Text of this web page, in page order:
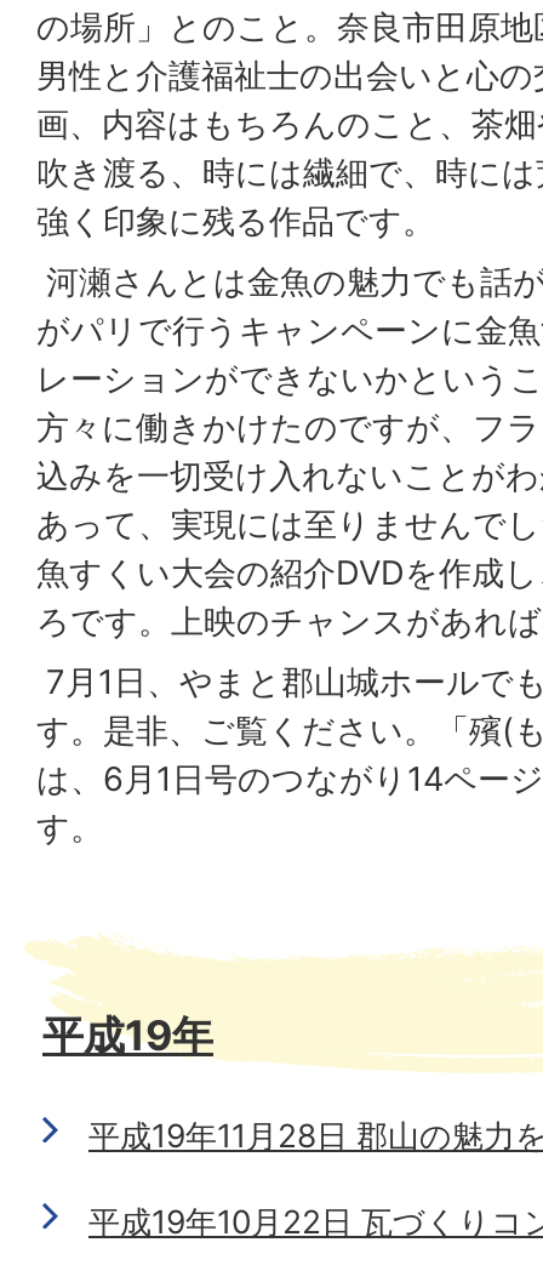
の場所」とのこと。奈良市田原
男性と介護福祉士の出会いと心
画、内容はもちろんのこと、茶
吹き渡る、時には繊細で、時に
強く印象に残る作品です。
河瀬さんとは金魚の魅力でも話
がパリで行うキャンペーンに金
レーションができないかという
方々に働きかけたのですが、フ
込みを一切受け入れないことが
あって、実現には至りませんで
魚すくい大会の紹介DVDを作成
ろです。上映のチャンスがあれ
7月1日、やまと郡山城ホールで
す。是非、ご覧ください。「殯(
は、6月1日号のつながり14ペー
す。
平成19年
平成19年11月28日 郡山の魅力
平成19年10月22日 瓦づくりコ